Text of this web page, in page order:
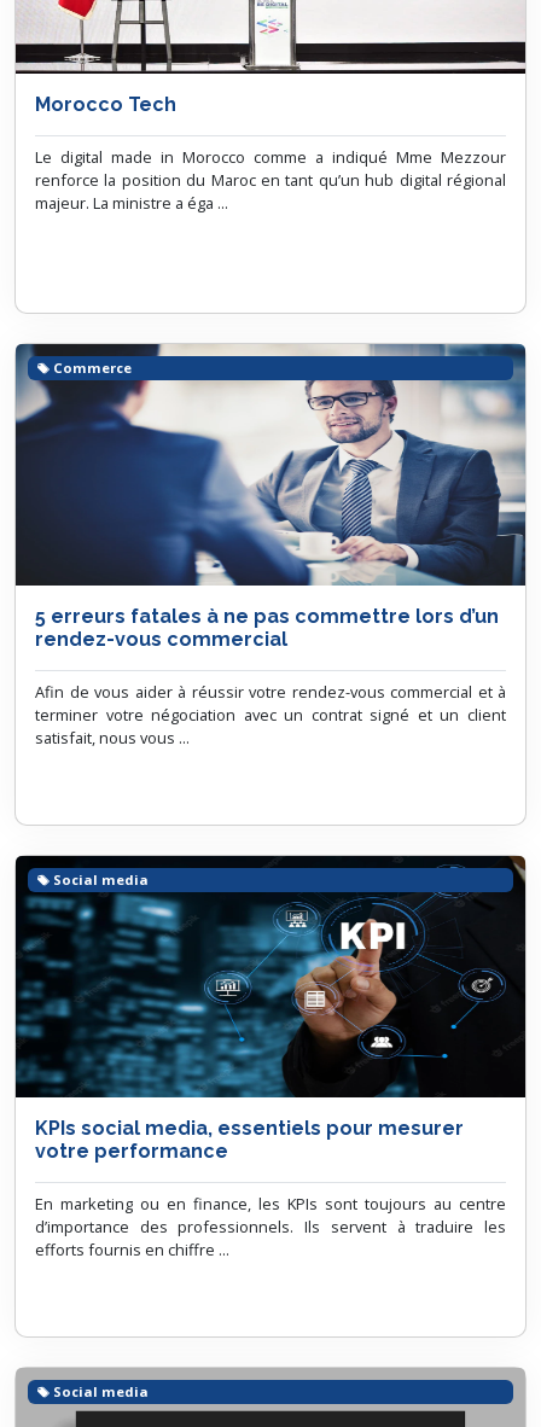
Morocco Tech
Le digital made in Morocco comme a indiqué Mme Mezzour
renforce la position du Maroc en tant qu’un hub digital régional
majeur. La ministre a éga ...
5 erreurs fatales à ne pas commettre lors d’un
rendez-vous commercial
Afin de vous aider à réussir votre rendez-vous commercial et à
terminer votre négociation avec un contrat signé et un client
satisfait, nous vous ...
Commerce
KPIs social media, essentiels pour mesurer
votre performance
En marketing ou en finance, les KPIs sont toujours au centre
d’importance des professionnels. Ils servent à traduire les
efforts fournis en chiffre ...
Social media
Social media